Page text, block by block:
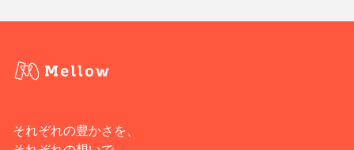
それぞれの豊かさを、